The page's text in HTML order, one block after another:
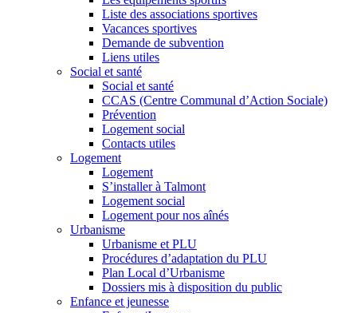
Liste des associations sportives
Vacances sportives
Demande de subvention
Liens utiles
Social et santé
Social et santé
CCAS (Centre Communal d’Action Sociale)
Prévention
Logement social
Contacts utiles
Logement
Logement
S’installer à Talmont
Logement social
Logement pour nos aînés
Urbanisme
Urbanisme et PLU
Procédures d’adaptation du PLU
Plan Local d’Urbanisme
Dossiers mis à disposition du public
Enfance et jeunesse